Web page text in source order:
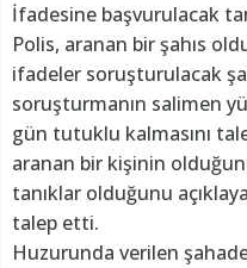
İfadesine başvurulacak
Polis, aranan bir şahıs
ifadeler soruşturulacak
soruşturmanın salimen
gün tutuklu kalmasını
aranan bir kişinin
tanıklar olduğunu
talep etti.
Huzurunda verilen